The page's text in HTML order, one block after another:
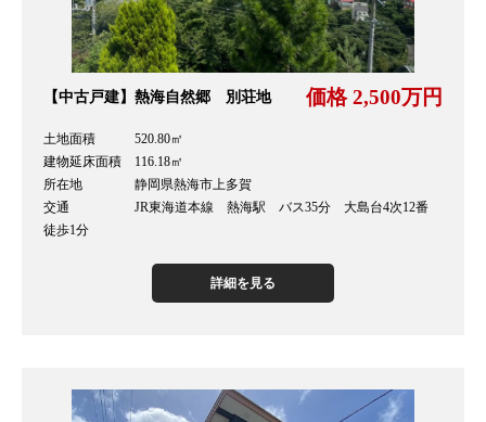
【中古戸建】熱海自然郷 別荘地 価格 2,500万円
土地面積 520.80㎡
建物延床面積 116.18㎡
所在地 静岡県熱海市上多賀
交通 JR東海道本線 熱海駅 バス35分 大島台4次12番
徒歩1分
詳細を見る